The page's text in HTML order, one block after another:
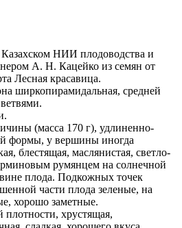
НИИ плодоводства и
А. Н. Кацейко из семян от
Лесная красавица.
ширкопирамидальная, средней
(масса 170 г), удлиненно-
формы, у вершины иногда
блестящая, маслянистая, светло-
румянцем на солнечной
плода. Подкожных точек
части плода зеленые, на
хорошо заметные.
плотности, хрустящая,